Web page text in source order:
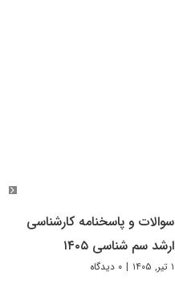
سوالات و پاسخنامه کارشناسی
ارشد سم شناسی ۱۴۰۵
۱ تیر, ۱۴۰۵ | ۰ دیدگاه